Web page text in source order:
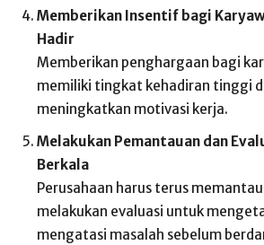
Memberikan Insentif bagi
Hadir
Memberikan penghargaan bagi
memiliki tingkat kehadiran tinggi
meningkatkan motivasi kerja.
Melakukan Pemantauan dan
Berkala
Perusahaan harus terus
melakukan evaluasi untuk
mengatasi masalah sebelum